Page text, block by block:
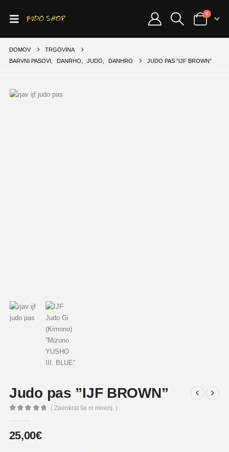
0
DOMOV
TRGOVINA
BARVNI PASOVI
DANRHO JUDO DANHRO JUDO PAS ”IJF BROWN”
Judo pas ”IJF BROWN”
( Zaenkrat še ni mnenj. )
25,00€